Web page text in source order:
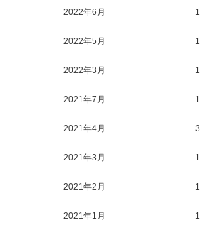
2022年6月 1
2022年5月 1
2022年3月 1
2021年7月 1
2021年4月 3
2021年3月 1
2021年2月 1
2021年1月 1